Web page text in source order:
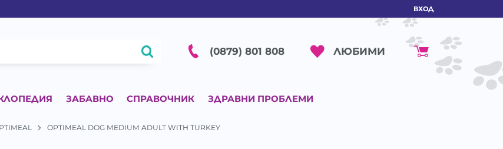
ВХОД
(0879) 801 808 ЛЮБИМИ
ЗАБАВНО СПРАВОЧНИК ЗДРАВНИ ПРОБЛЕМИ
OPTIMEAL DOG MEDIUM ADULT WITH TURKEY